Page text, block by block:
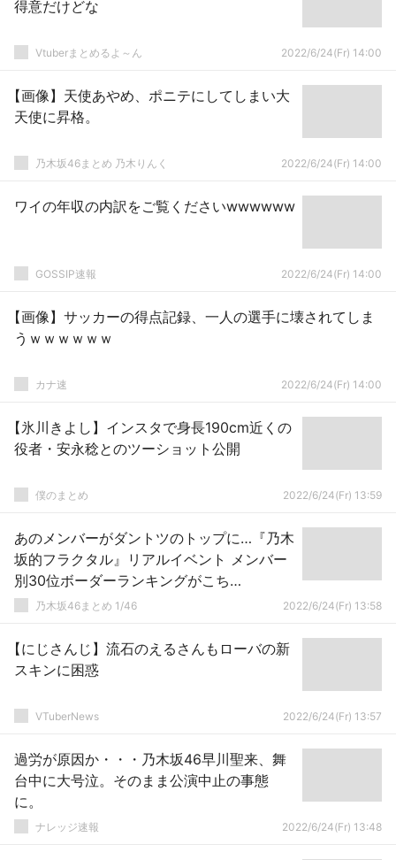
得意だけどな
Vtuberまとめるよ～ん 2022/6/24(Fr) 14:00
【画像】天使あやめ、ポニテにしてしまい大
天使に昇格。
乃木坂46まとめ 乃木りんく 2022/6/24(Fr) 14:00
ワイの年収の内訳をご覧くださいwwwwww
GOSSIP速報 2022/6/24(Fr) 14:00
【画像】サッカーの得点記録、一人の選手に壊されてしま
うｗｗｗｗｗｗ
カナ速 2022/6/24(Fr) 14:00
【氷川きよし】インスタで身長190cm近くの
役者・安永稔とのツーショット公開
僕のまとめ 2022/6/24(Fr) 13:59
あのメンバーがダントツのトップに…『乃木
坂的フラクタル』リアルイベント メンバー
別30位ボーダーランキングがこち
ら！！！！！！
乃木坂46まとめ 1/46 2022/6/24(Fr) 13:58
【にじさんじ】流石のえるさんもローバの新
スキンに困惑
VTuberNews 2022/6/24(Fr) 13:57
過労が原因か・・・乃木坂46早川聖来、舞
台中に大号泣。そのまま公演中止の事態
に。
ナレッジ速報 2022/6/24(Fr) 13:48